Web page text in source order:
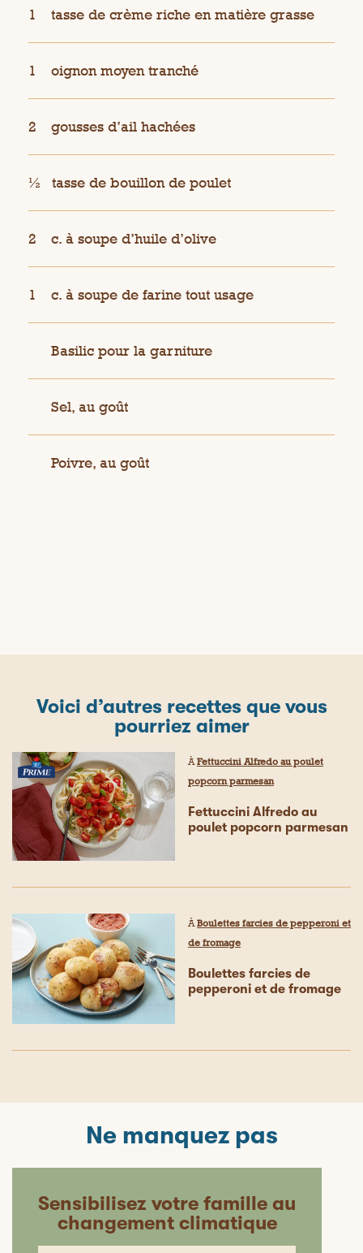
1 tasse de crème riche en matière grasse
1 oignon moyen tranché
2 gousses d’ail hachées
½ tasse de bouillon de poulet
2 c. à soupe d’huile d’olive
1 c. à soupe de farine tout usage
Basilic pour la garniture
Sel, au goût
Poivre, au goût
Voici d’autres recettes que vous
pourriez aimer
À Fettuccini Alfredo au poulet
popcorn parmesan
Fettuccini Alfredo au
poulet popcorn parmesan
À Boulettes farcies de pepperoni et
de fromage
Boulettes farcies de
pepperoni et de fromage
Ne manquez pas
Sensibilisez votre famille au
changement climatique